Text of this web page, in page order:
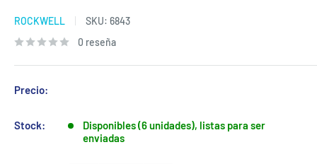
ROCKWELL SKU: 6843
0 reseña
Precio:
Stock:
Disponibles (6 unidades), listas para ser
enviadas